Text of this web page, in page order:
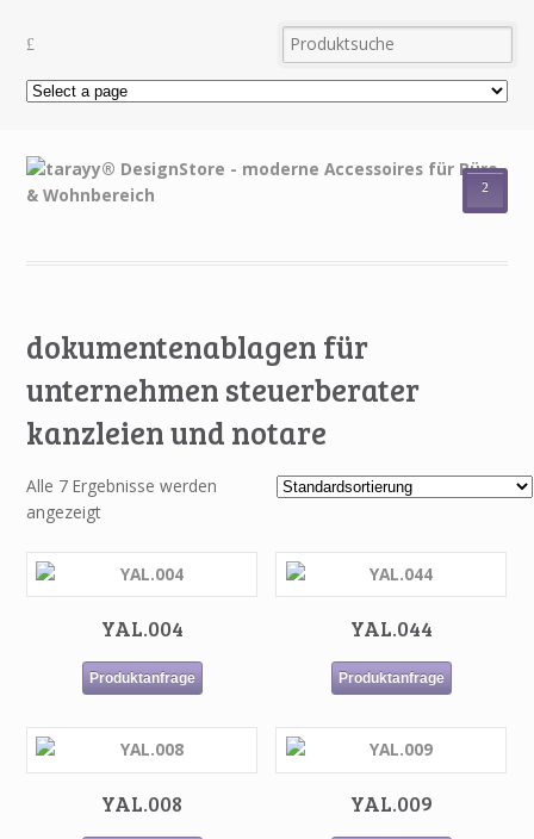
²
dokumentenablagen für
unternehmen steuerberater
kanzleien und notare
Alle 7 Ergebnisse werden
angezeigt
YAL.004
Produktanfrage
YAL.044
Produktanfrage
YAL.008 YAL.009